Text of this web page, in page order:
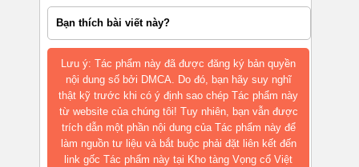
Bạn thích bài viết này?
Lưu ý: Tác phẩm này đã được đăng ký bản quyền
nội dung số bởi DMCA. Do đó, bạn hãy suy nghĩ
thật kỹ trước khi có ý định sao chép Tác phẩm này
từ website của chúng tôi! Tuy nhiên, bạn vẫn được
trích dẫn một phần nội dung của Tác phẩm này để
làm nguồn tư liệu và bắt buộc phải đặt liên kết đến
link gốc Tác phẩm này tại Kho tàng Vọng cổ Việt